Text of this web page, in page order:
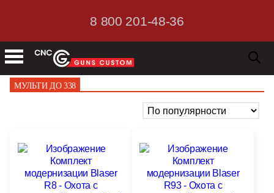
8 800 201-48-36
МУЛЬТИ ДО 338